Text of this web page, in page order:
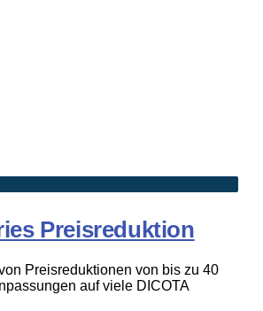
Preisreduktion
Preisreduktionen von bis zu 40
auf viele DICOTA